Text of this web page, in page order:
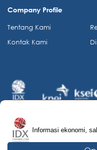
Informasi ekonomi,
Company Profile
Tentang Kami
Kontak Kami
© 2026 IDX